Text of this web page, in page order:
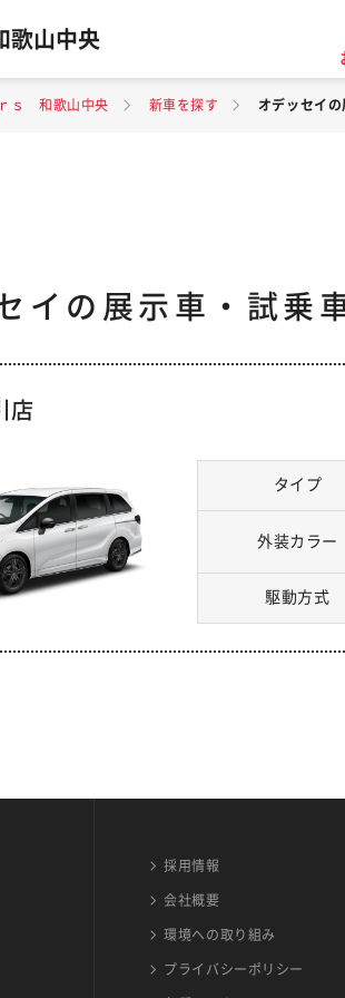
歌山中央
ｓ 和歌山中央 新車を探す オデッセイ
イの展示車・試乗
店
タイプ
外装カラー
駆動方式
採用情報
会社概要
環境への取り組み
プライバシーポリシー